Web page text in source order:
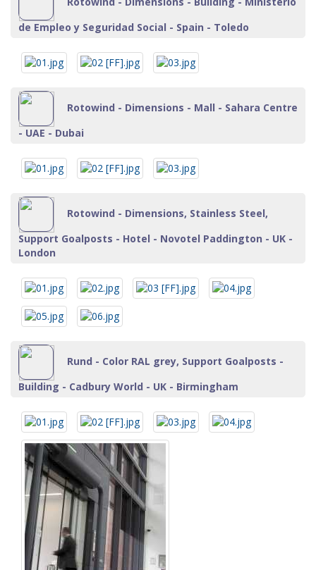
de Empleo y Seguridad Social - Spain - Toledo
Rotowind - Dimensions - Mall - Sahara Centre
- UAE - Dubai
Rotowind - Dimensions, Stainless Steel,
Support Goalposts - Hotel - Novotel Paddington - UK -
London
Rund - Color RAL grey, Support Goalposts -
Building - Cadbury World - UK - Birmingham